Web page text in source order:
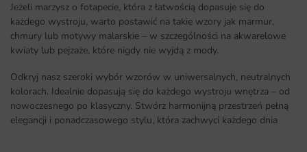
Jeżeli marzysz o fotapecie, która z łatwością dopasuje się do
każdego wystroju, warto postawić na takie wzory jak marmur,
chmury lub motywy malarskie – w szczególności na akwarelowe
kwiaty lub pejzaże, które nigdy nie wyjdą z mody.
Odkryj nasz szeroki wybór wzorów w uniwersalnych, neutralnych
kolorach. Idealnie dopasują się do każdego wystroju wnętrza – od
nowoczesnego po klasyczny. Stwórz harmonijną przestrzeń pełną
elegancji i ponadczasowego stylu, która zachwyci każdego dnia